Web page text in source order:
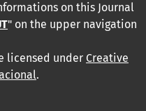
on this Journal
" on the upper navigation
licensed under Creative
.